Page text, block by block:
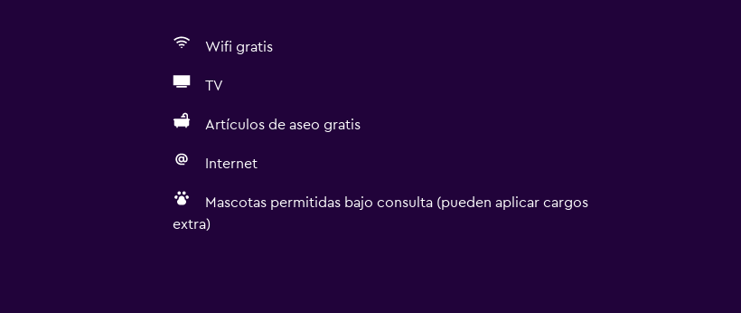
Wifi gratis
TV
Artículos de aseo gratis
Internet
Mascotas permitidas bajo consulta (pueden aplicar cargos
extra)